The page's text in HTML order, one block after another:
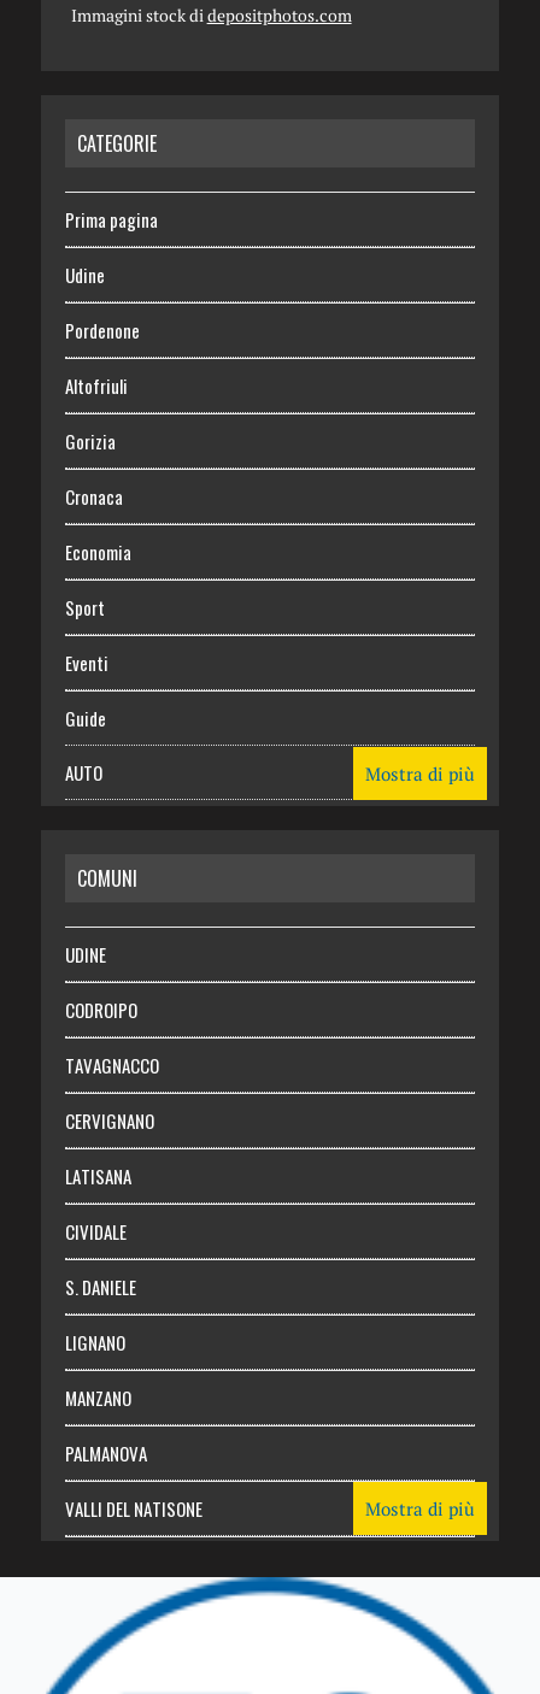
Immagini stock di depositphotos.com
CATEGORIE
Prima pagina
Udine
Pordenone
Altofriuli
Gorizia
Cronaca
Economia
Sport
Eventi
Guide
AUTO
RISPARMIO
SALUTE
Necrologie
Chi siamo
Abbonati
Login
Mostra di più
COMUNI
UDINE
CODROIPO
TAVAGNACCO
CERVIGNANO
LATISANA
CIVIDALE
S. DANIELE
LIGNANO
MANZANO
PALMANOVA
VALLI DEL NATISONE
TRICESIMO
TARCENTO
Mostra di più